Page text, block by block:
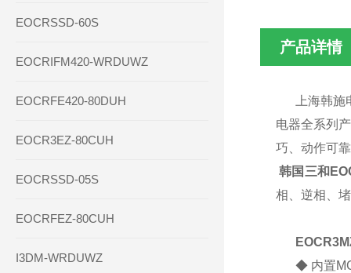
EOCRSSD-60S
EOCRIFM420-WRDUWZ
EOCRFE420-80DUH
EOCR3EZ-80CUH
EOCRSSD-05S
EOCRFEZ-80CUH
I3DM-WRDUWZ
产品详情
上海韩施电
电器全系列
巧、动作可
韩国三和
相、逆相、
◆ 内置